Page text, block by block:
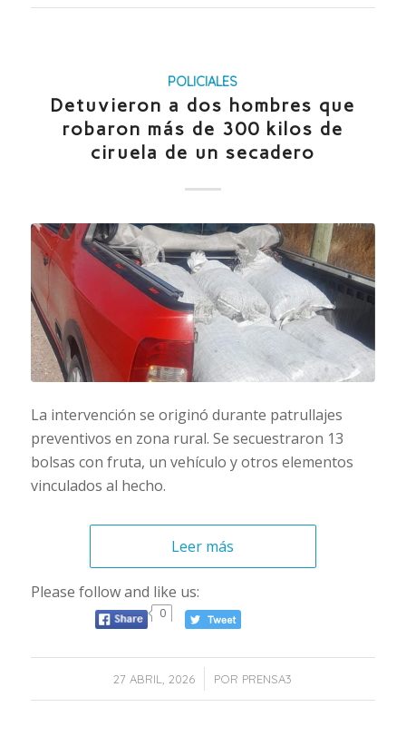
POLICIALES
Detuvieron a dos hombres que
robaron más de 300 kilos de
ciruela de un secadero
La intervención se originó durante patrullajes
preventivos en zona rural. Se secuestraron 13
bolsas con fruta, un vehículo y otros elementos
vinculados al hecho.
Leer más
Please follow and like us:
0
27 ABRIL, 2026
/ POR PRENSA3